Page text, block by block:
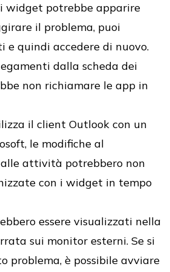
widget potrebbe apparire
il problema, puoi
e quindi accedere di nuovo.
dalla scheda dei
non richiamare le app in
il client Outlook con un
le modifiche al
attività potrebbero non
con i widget in tempo
essere visualizzati nella
sui monitor esterni. Se si
problema, è possibile avviare